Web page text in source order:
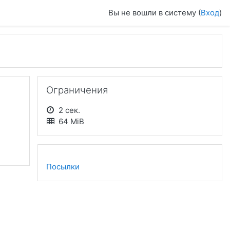
Вы не вошли в систему (Вход)
Ограничения
2 сек.
64 MiB
Посылки